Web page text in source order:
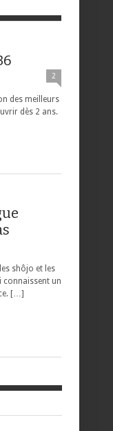
2
des meilleurs
dès 2 ans.
shôjo et les
connaissent un
[…]